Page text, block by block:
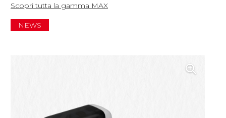
Scopri tutta la gamma MAX
NEWS